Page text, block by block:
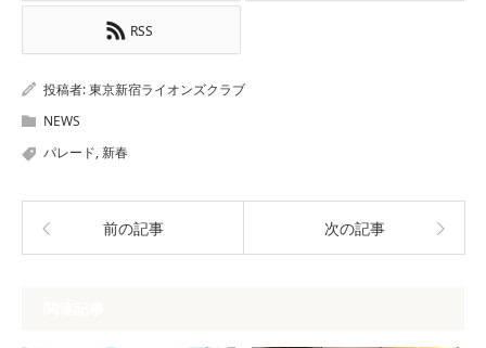
RSS
投稿者:東京新宿ライオンズクラブ
NEWS
パレード,新春
前の記事 次の記事